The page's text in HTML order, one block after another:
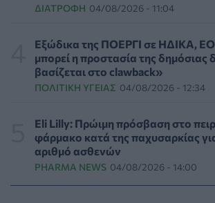
Καυτερές πιπεριές και μαρούλια οι
ΥΓΕΊΑ 06/08/2026 - 11:00
FDA: Πράσινο φως στο πρώτο εμβόλιο
της Moderna – Τι δείχνουν οι μελέτες»
Ιός Δυτικού Νείλου: 23 νέα κρούσματα
εβδομάδα, έξι θάνατοι
ΕΠΙΚΑΙΡΌΤΗΤΑ 06/08/2026 - 09:00
ΔΙΑΤΡΟΦΉ 04/08/2026 - 11:04
Εξώδικα της ΠΟΕΡΓΙ σε ΗΔΙΚΑ,
μπορεί η προστασία της δημόσιας
βασίζεται στο clawback»
ΠΟΛΙΤΙΚΉ ΥΓΕΊΑΣ 04/08/2026 - 12:34
Eli Lilly: Πρώιμη πρόσβαση στο
φάρμακο κατά της παχυσαρκίας
αριθμό ασθενών
PHARMA NEWS 04/08/2026 - 14:00